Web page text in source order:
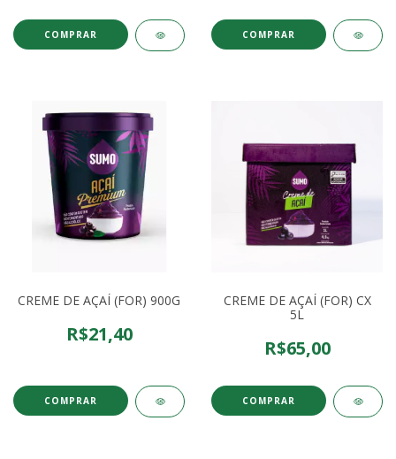
CREME DE AÇAÍ (FOR) 900G
R$21,40
CREME DE AÇAÍ (FOR) CX
5L
R$65,00